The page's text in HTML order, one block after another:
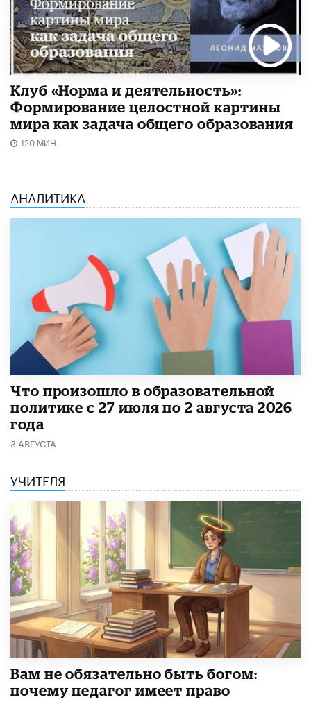
Клуб «Норма и деятельность»:
Формирование целостной картины
мира как задача общего образования
120 МИН.
АНАЛИТИКА
​Что произошло в образовательной
политике с 27 июля по 2 августа 2026
года
3 АВГУСТА
УЧИТЕЛЯ
​Вам не обязательно быть богом:
почему педагог имеет право